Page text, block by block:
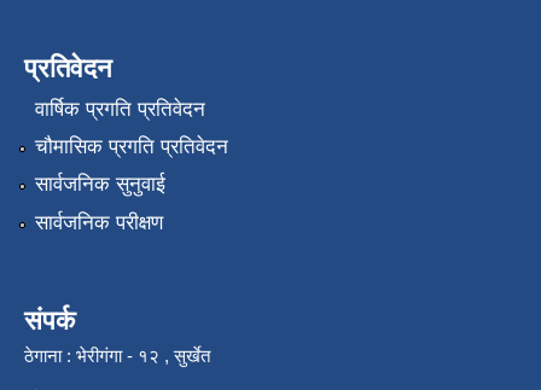
प्रतिवेदन
वार्षिक प्रगति प्रतिवेदन
चौमासिक प्रगति प्रतिवेदन
सार्वजनिक सुनुवाई
सार्वजनिक परीक्षण
संपर्क
ठेगाना : भेरीगंगा - १२ , सुर्खेत